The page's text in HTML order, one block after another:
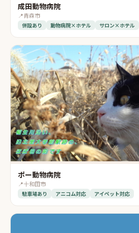
成田動物病院
📍青森市
併設あり 動物病院×ホテル サロン×ホテル
ポー動物病院
📍十和田市
駐車場あり アニコム対応 アイペット対応